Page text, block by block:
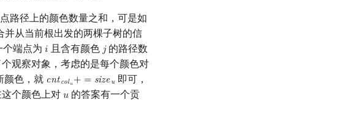
路径上的颜色数量之和，可是如
从当前根出发的两棵子树的信
个端点为𝑖
i 且含有颜色 𝑗
j的路径数
观察对象，考虑的是每个颜色对
颜色，就 cnt colu + = sizeu
cntcolu+ =sizeu 即可，
个颜色上对 𝑢
u 的答案有一个贡